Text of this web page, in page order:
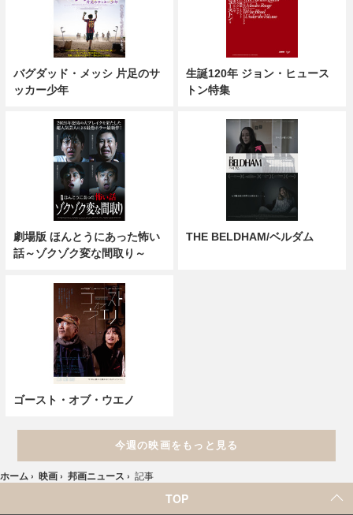
バグダッド・メッシ 片足のサ
ッカー少年
生誕120年 ジョン・ヒュース
トン特集
劇場版 ほんとうにあった怖い
話～ゾクゾク変な間取り～
THE BELDHAM/ベルダム
ゴースト・オブ・ウエノ
今週の映画をもっと見る
ホーム › 映画 › 邦画ニュース › 記事
TOP